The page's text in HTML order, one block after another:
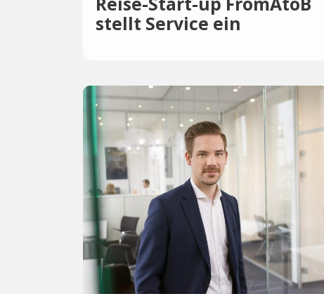
stellt Service ein